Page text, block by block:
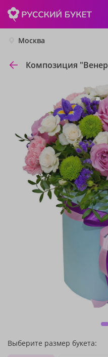
Москва
Композиция
Выберите размер букета: